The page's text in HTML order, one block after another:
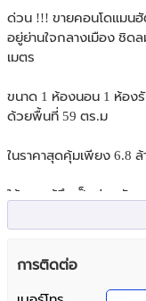
ด่วน !!! ขายคอนโดแมน
อยู่ย่านใจกลางเมือง ชิด
เมตร
ขนาด 1 ห้องนอน 1 ห้อง
ด้วยพื้นที่ 59 ตร.ม
ในราคาสุดคุ้มเพียง 6.8 ล้
ให้ความรู้สึกเป็นส่วนตัว
> Central World
> รร. มาแตร์เดอี
การติดต่อ